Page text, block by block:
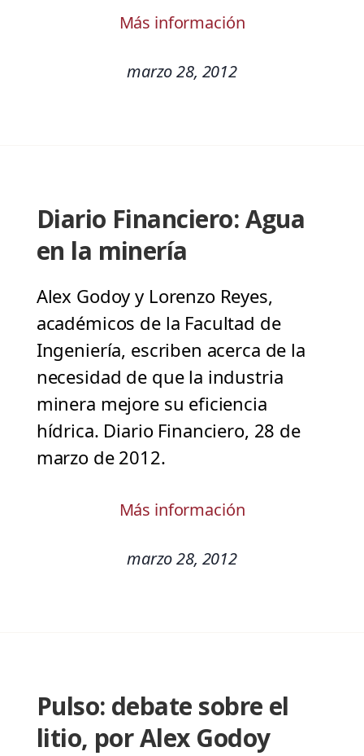
Más información
marzo 28, 2012
Diario Financiero: Agua
en la minería
Alex Godoy y Lorenzo Reyes,
académicos de la Facultad de
Ingeniería, escriben acerca de la
necesidad de que la industria
minera mejore su eficiencia
hídrica. Diario Financiero, 28 de
marzo de 2012.
Más información
marzo 28, 2012
Pulso: debate sobre el
litio, por Alex Godoy